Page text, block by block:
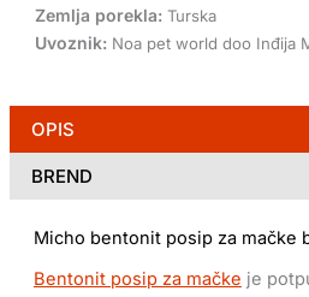
Zemlja porekla: Turska
Uvoznik: Noa pet world doo Inđija
OPIS
BREND
Micho bentonit posip za mačke
Bentonit posip za mačke je